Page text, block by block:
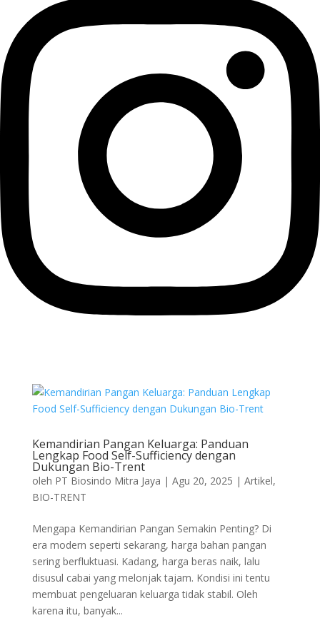
Kemandirian Pangan Keluarga: Panduan
Lengkap Food Self-Sufficiency dengan
Dukungan Bio-Trent
oleh PT Biosindo Mitra Jaya | Agu 20, 2025 | Artikel,
BIO-TRENT
Mengapa Kemandirian Pangan Semakin Penting? Di
era modern seperti sekarang, harga bahan pangan
sering berfluktuasi. Kadang, harga beras naik, lalu
disusul cabai yang melonjak tajam. Kondisi ini tentu
membuat pengeluaran keluarga tidak stabil. Oleh
karena itu, banyak...